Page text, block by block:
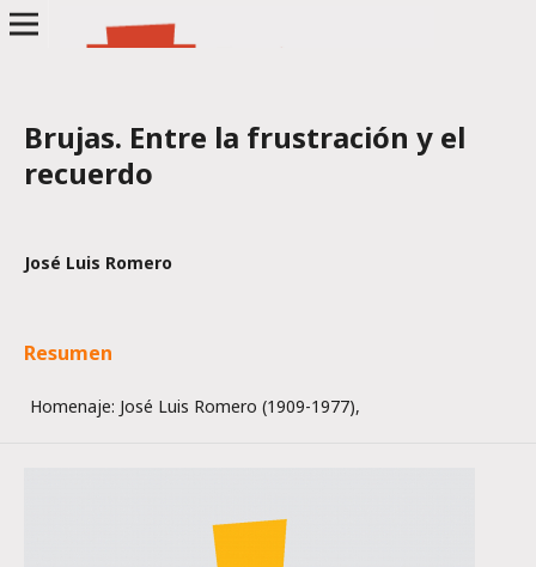
Brujas. Entre la frustración y el
recuerdo
José Luis Romero
Resumen
Homenaje: José Luis Romero (1909-1977),